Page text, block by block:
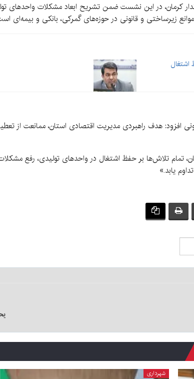
کرمان، در این نشست ضمن تشریح ابعاد مشکلات واحدهای
زیرساختی و قانونی در حوزه‌های گمرکی، بانکی و بیمه‌ای
افزود: هدف راهبردی مدیریت اقتصادی استان، ممانعت از
جنگ ۱۲ روزه تا جنگ رمضان، تمام تلاش‌ها بر حفظ اشتغال در واحدهای
یابد.»
شهرداری